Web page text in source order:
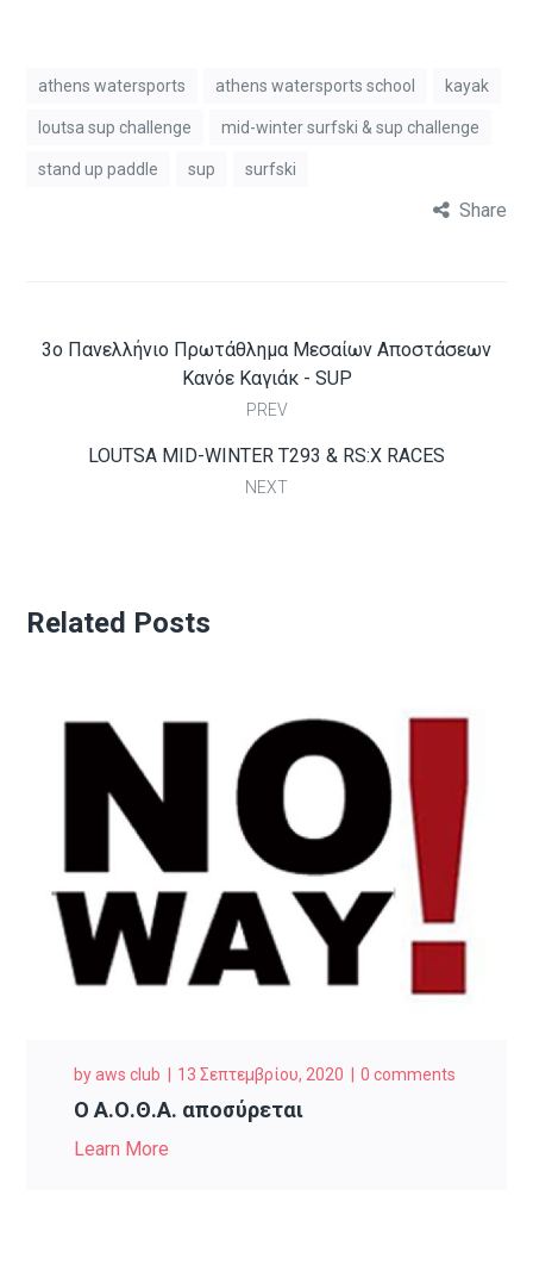
athens watersports athens watersports school kayak
loutsa sup challenge mid-winter surfski & sup challenge
stand up paddle sup surfski
Share
3ο Πανελλήνιο Πρωτάθλημα Μεσαίων Αποστάσεων
Κανόε Καγιάκ - SUP
PREV
LOUTSA MID-WINTER T293 & RS:X RACES
NEXT
Related Posts
byaws club 13 Σεπτεμβρίου, 2020 0 comments
Ο Α.Ο.Θ.Α. αποσύρεται
Learn More